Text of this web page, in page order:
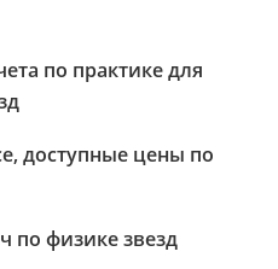
по практике для
доступные цены по
по физике звезд